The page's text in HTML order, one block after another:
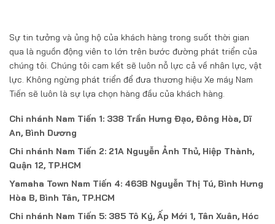
Sự tin tưởng và ủng hộ của khách hàng trong suốt thời gian
qua là nguồn động viên to lớn trên bước đường phát triển của
chúng tôi. Chúng tôi cam kết sẽ luôn nỗ lực cả về nhân lực, vật
lực. Không ngừng phát triển để đưa thương hiệu Xe máy Nam
Tiến sẽ luôn là sự lựa chọn hàng đầu của khách hàng.
Chi nhánh Nam Tiến 1: 338 Trần Hưng Đạo, Đông Hòa, Dĩ
An, Bình Dương
Chi nhánh Nam Tiến 2: 21A Nguyễn Ảnh Thủ, Hiệp Thành,
Quận 12, TP.HCM
Yamaha Town Nam Tiến 4: 463B Nguyễn Thị Tú, Bình Hưng
Hòa B, Bình Tân, TP.HCM
Chi nhánh Nam Tiến 5: 385 Tô Ký, Ấp Mới 1, Tân Xuân, Hóc